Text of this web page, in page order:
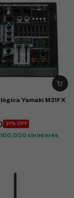
Yamaki M21FX
31% OFF
100,000 sin interés